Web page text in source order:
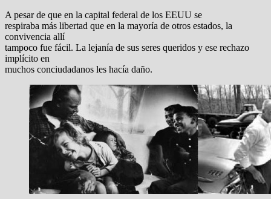
A pesar de que en la capital federal de los EEUU se
respiraba más libertad que en la mayoría de otros estados, la
convivencia allí
tampoco fue fácil. La lejanía de sus seres queridos y ese rechazo
implícito en
muchos conciudadanos les hacía daño.